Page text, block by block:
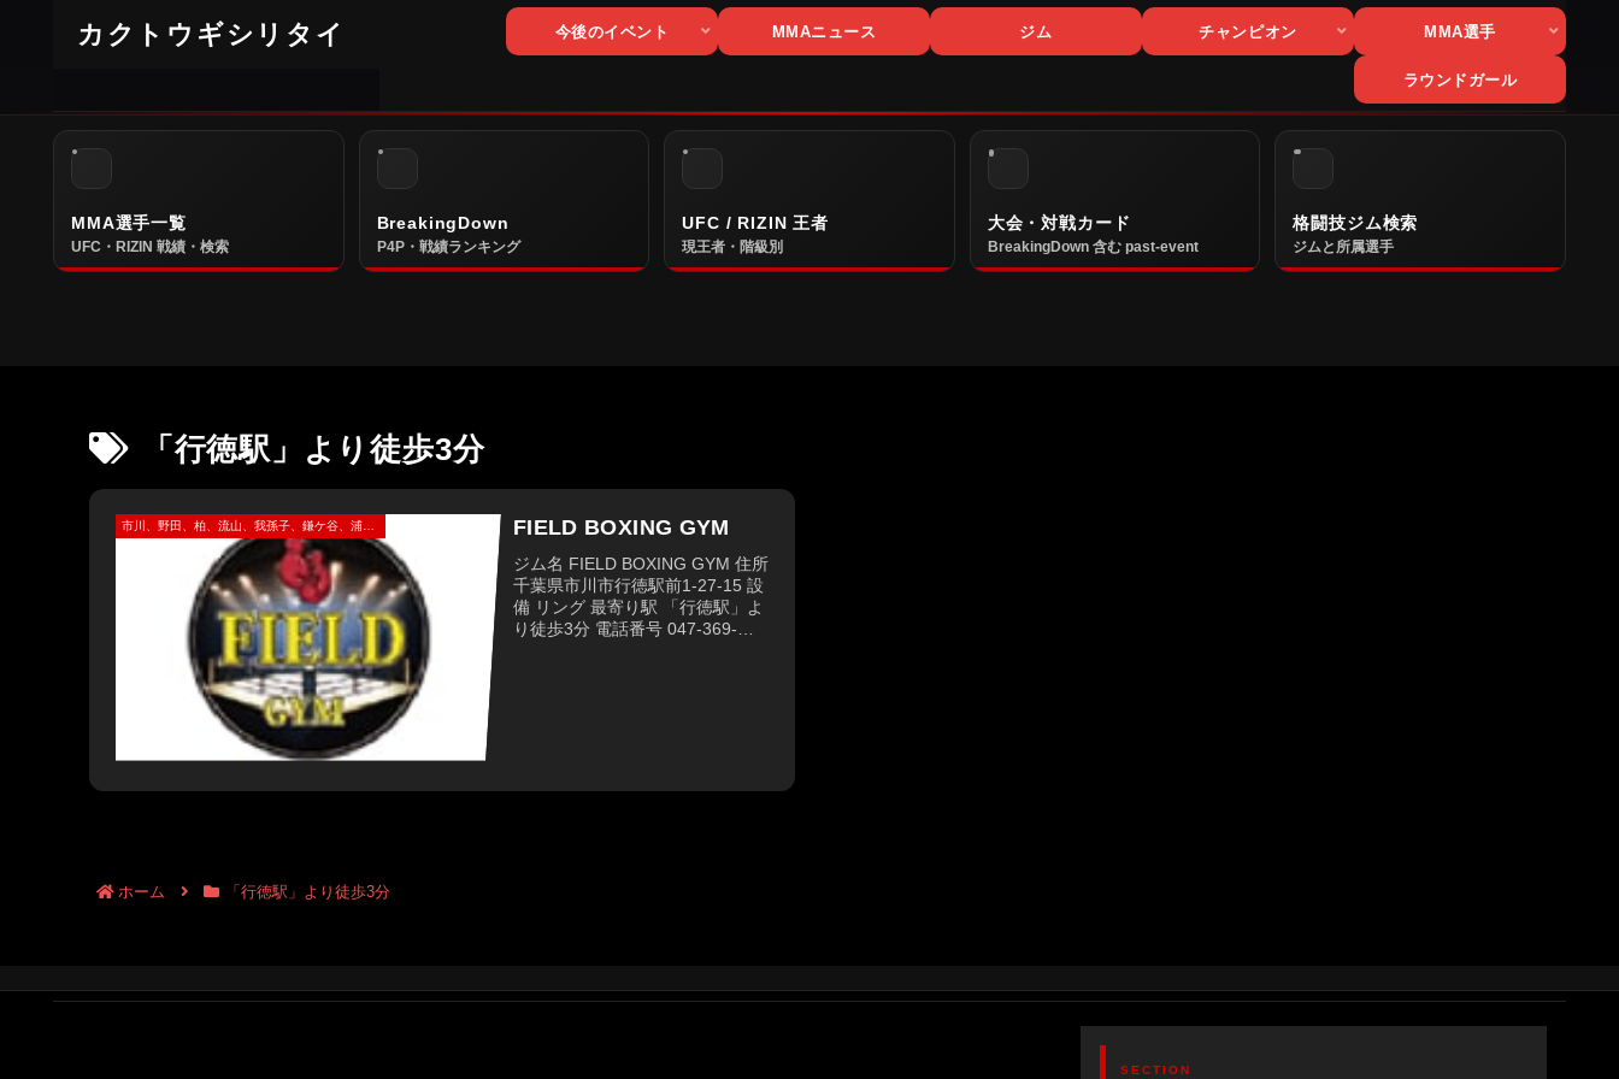
カクトウギシリタイ 今後のイベント MMAニュース ジム チャンピオン MMA選手
ラウンドガール
MMA選手一覧
UFC・RIZIN 戦績・検索
BreakingDown
P4P・戦績ランキング
UFC / RIZIN 王者
現王者・階級別
大会・対戦カード
BreakingDown 含む past-event
格闘技ジム検索
ジムと所属選手
「行徳駅」より徒歩3分
市川、野田、柏、流山、我孫子、鎌ケ谷、浦安市 FIELD BOXING GYM
ジム名 FIELD BOXING GYM 住所
千葉県市川市行徳駅前1-27-15 設
備 リング 最寄り駅 「行徳駅」よ
り徒歩3分 電話番号 047-369-
ホーム 「行徳駅」より徒歩3分